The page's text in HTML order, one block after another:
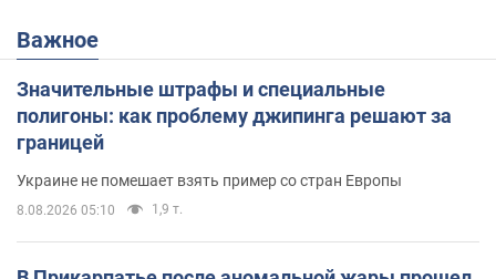
Важное
Значительные штрафы и специальные
полигоны: как проблему джипинга решают за
границей
Украине не помешает взять пример со стран Европы
8.08.2026 05:10 1,9 т.